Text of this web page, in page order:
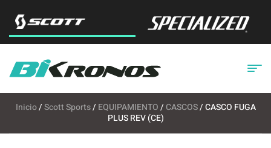
Inicio/Scott Sports/ EQUIPAMIENTO/ CASCOS/ CASCO FUGA
PLUS REV (CE)